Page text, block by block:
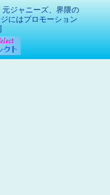
元ジャニーズ、界隈の
にはプロモーション